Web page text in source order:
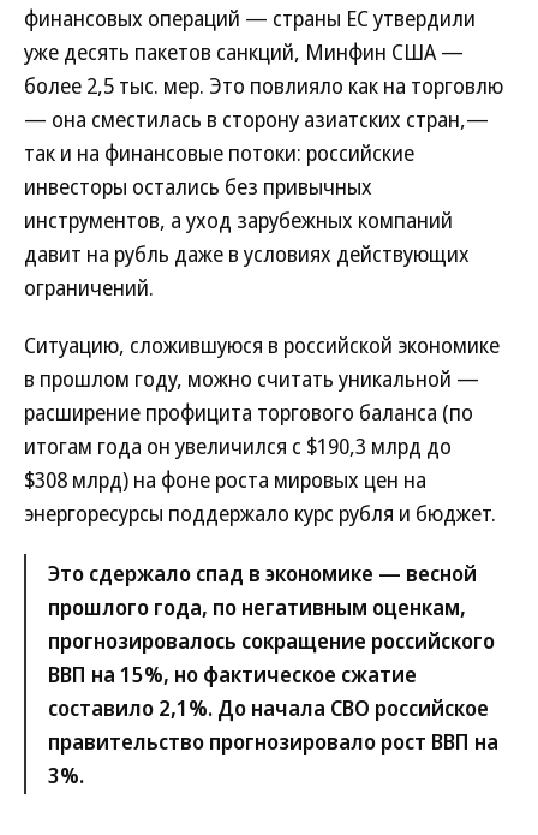
финансовых операций — страны ЕС утвердили
уже десять пакетов санкций, Минфин США —
более 2,5 тыс. мер. Это повлияло как на торговлю
— она сместилась в сторону азиатских стран,—
так и на финансовые потоки: российские
инвесторы остались без привычных
инструментов, а уход зарубежных компаний
давит на рубль даже в условиях действующих
ограничений.
Ситуацию, сложившуюся в российской экономике
в прошлом году, можно считать уникальной —
расширение профицита торгового баланса (по
итогам года он увеличился с $190,3 млрд до
$308 млрд) на фоне роста мировых цен на
энергоресурсы поддержало курс рубля и бюджет.
Это сдержало спад в экономике — весной
прошлого года, по негативным оценкам,
прогнозировалось сокращение российского
ВВП на 15%, но фактическое сжатие
составило 2,1%. До начала СВО российское
правительство прогнозировало рост ВВП на
3%.